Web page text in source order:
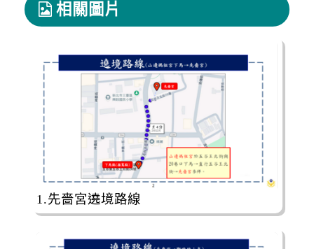
相關圖片
1.先嗇宮遶境路線